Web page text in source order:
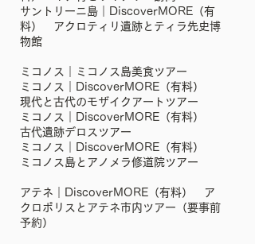
サントリーニ島｜DiscoverMORE（有
料） アクロティリ遺跡とティラ先史博
物館
ミコノス｜ミコノス島美食ツアー
ミコノス｜DiscoverMORE（有料）
現代と古代のモザイクアートツアー
ミコノス｜DiscoverMORE（有料）
古代遺跡デロスツアー
ミコノス｜DiscoverMORE（有料） ‎
ミコノス島とアノメラ修道院ツアー
アテネ｜DiscoverMORE（有料） ア
クロポリスとアテネ市内ツアー（要事前
予約）